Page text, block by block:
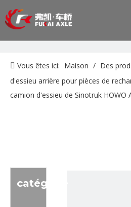
Vous êtes ici: Maison / Des
d'essieu arrière pour pièces de
camion d'essieu de Sinotruk HOWO
catégorie